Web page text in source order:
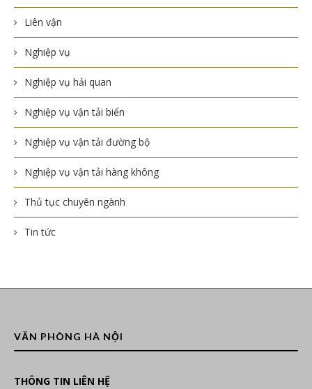
Liên vận
Nghiệp vụ
Nghiệp vụ hải quan
Nghiệp vụ vận tải biển
Nghiệp vụ vận tải đường bộ
Nghiệp vụ vận tải hàng không
Thủ tục chuyên ngành
Tin tức
VĂN PHÒNG HÀ NỘI
THÔNG TIN LIÊN HỆ